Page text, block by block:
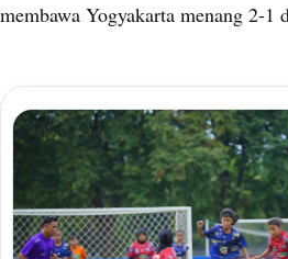
membawa Yogyakarta menang 2-1